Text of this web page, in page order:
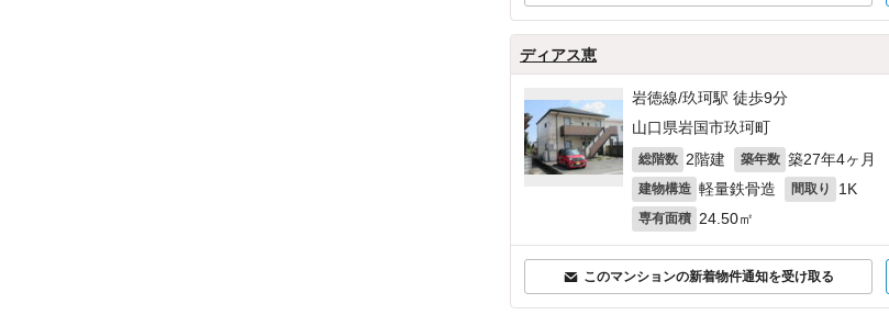
ディアス恵
岩徳線/玖珂駅 徒歩9分
山口県岩国市玖珂町
総階数 2階建 築年数 築27年4ヶ月
建物構造 軽量鉄骨造 間取り 1K
専有面積 24.50㎡
このマンションの新着物件通知を受け取る